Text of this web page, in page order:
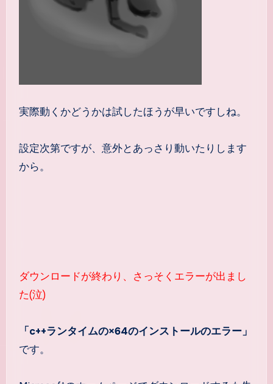
実際動くかどうかは試したほうが早いですしね。
設定次第ですが、意外とあっさり動いたりします
から。
ダウンロードが終わり、さっそくエラーが出まし
た(泣)
「c++ランタイムの×64のインストールのエラー」
です。